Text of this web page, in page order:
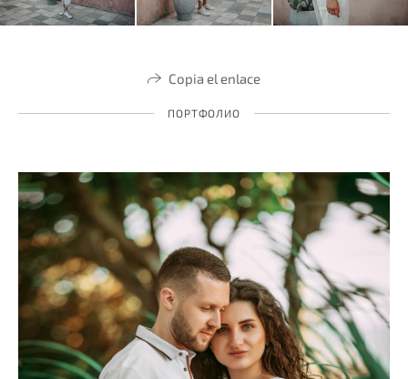
Copia el enlace
ПОРТФОЛИО